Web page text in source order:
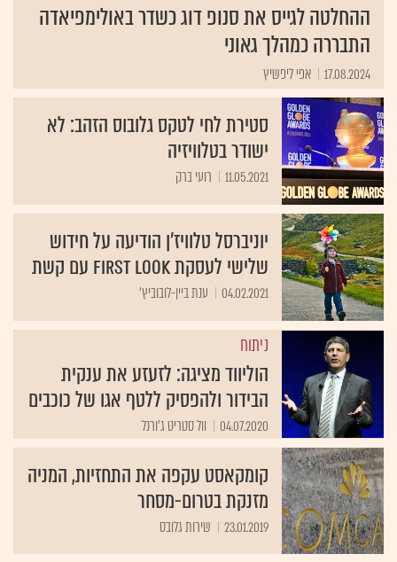
ההחלטה לגייס את סנופ דוג כשדר באולימפיאדה
התבררה כמהלך גאוני
17.08.2024 אפי ליפשיץ
סטירת לחי לטקס גלובוס הזהב: לא
ישודר בטלוויזיה
11.05.2021 רועי ברק
יוניברסל טלוויז'ן הודיעה על חידוש
שלישי לעסקת first look עם קשת
04.02.2021 ענת ביין-לובוביץ'
ניתוח
הוליווד מציגה: לזעזע את ענקית
הבידור ולהפסיק ללטף אגו של כוכבים
04.07.2020 וול סטריט ג'ורנל
קומקאסט עקפה את התחזיות, המניה
מזנקת בטרום-מסחר
23.01.2019 שירות גלובס